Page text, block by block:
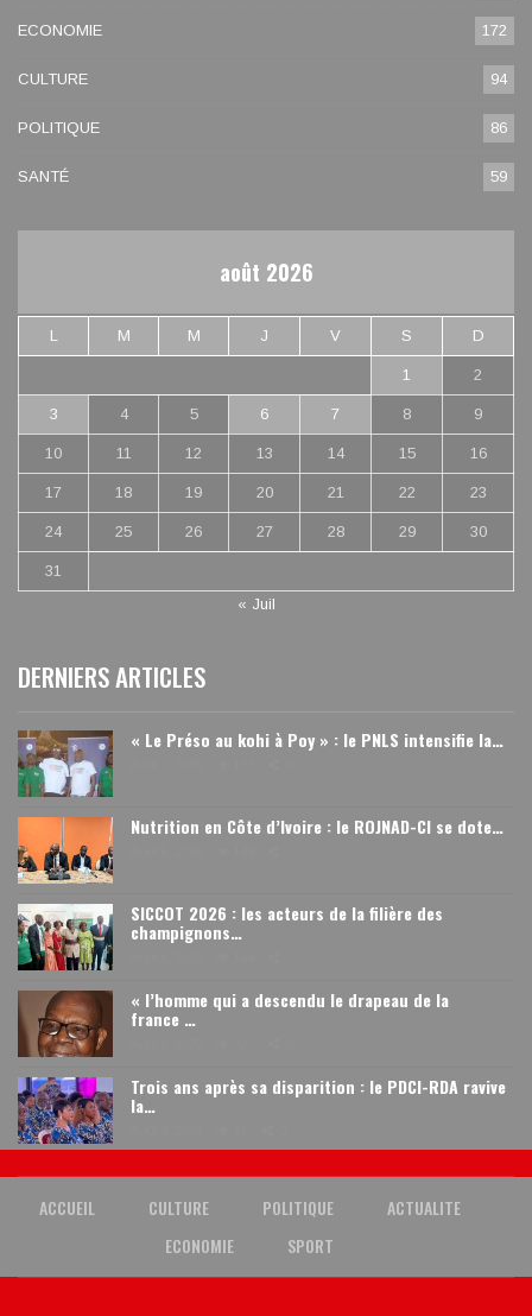
ECONOMIE 172
CULTURE 94
POLITIQUE 86
SANTÉ 59
août 2026
L M M J V S D
1 2
3 4 5 6 7 8 9
10 11 12 13 14 15 16
17 18 19 20 21 22 23
24 25 26 27 28 29 30
31
« Juil
DERNIERS ARTICLES
« Le Préso au kohi à Poy » : le PNLS intensifie la…
Nutrition en Côte d’Ivoire : le ROJNAD-CI se dote…
SICCOT 2026 : les acteurs de la filière des
champignons…
« l’homme qui a descendu le drapeau de la
france …
Trois ans après sa disparition : le PDCI-RDA ravive
la…
ACCUEIL CULTURE POLITIQUE
ACTUALITE
ECONOMIE
SPORT